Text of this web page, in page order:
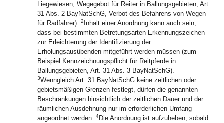
Liegewiesen, Wegegebot für Reiter in Ballungsgebieten, Art.
31 Abs. 2 BayNatSchG, Verbot des Befahrens von Wegen
für Radfahrer). 2 Inhalt einer Anordnung kann auch sein,
dass bei bestimmten Betretungsarten Erkennungszeichen
zur Erleichterung der Identifizierung der
Erholungsausübenden mitgeführt werden müssen (zum
Beispiel Kennzeichnungspflicht für Reitpferde in
Ballungsgebieten, Art. 31 Abs. 3 BayNatSchG).
3Wenngleich Art. 31 BayNatSchG keine zeitlichen oder
gebietsmäßigen Grenzen festlegt, dürfen die genannten
Beschränkungen hinsichtlich der zeitlichen Dauer und der
räumlichen Ausdehnung nur im erforderlichen Umfang
angeordnet werden. 4Die Anordnung ist aufzuheben, sobald